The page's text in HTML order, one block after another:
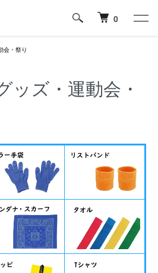
0
会・祭り
ッズ・運動会・